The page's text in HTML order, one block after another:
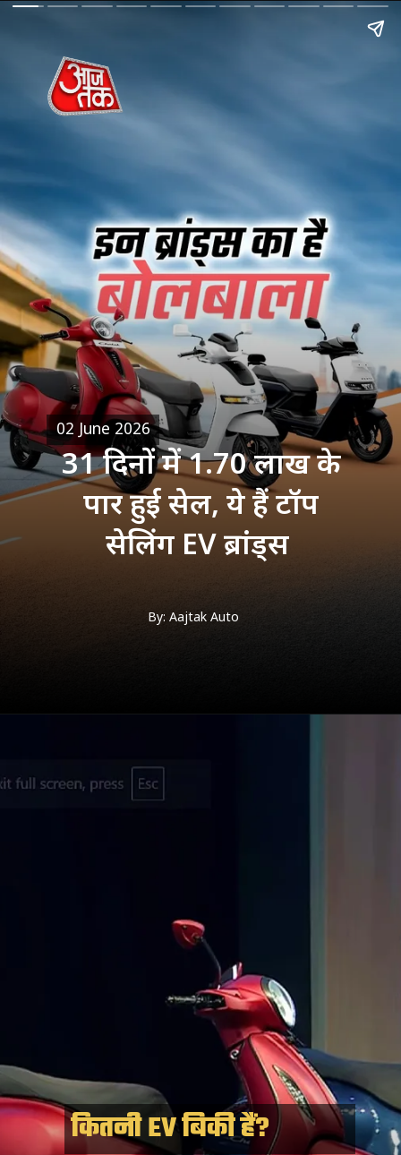
31 दिनों में 1.70 लाख के
पार हुई सेल, ये हैं टॉप
सेलिंग EV ब्रांड्स
02 June 2026
By: Aajtak Auto
कितनी EV बिकी हैं?